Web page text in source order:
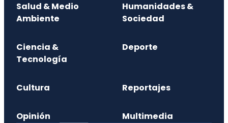
Salud & Medio
Ambiente
Humanidades &
Sociedad
Ciencia &
Tecnología
Deporte
Cultura Reportajes
Opinión Multimedia